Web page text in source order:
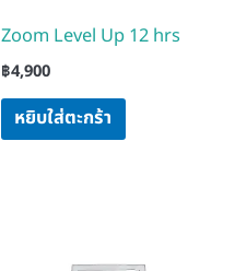
Zoom Level Up 12 hrs
฿4,900
หยิบใส่ตะกร้า